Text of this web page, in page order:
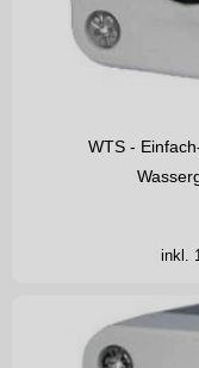
WTS -
inkl.